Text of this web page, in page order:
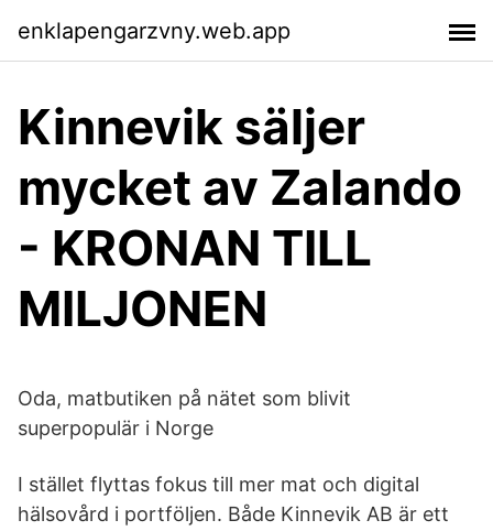
enklapengarzvny.web.app
Kinnevik säljer
mycket av Zalando
- KRONAN TILL
MILJONEN
Oda, matbutiken på nätet som blivit
superpopulär i Norge
I stället flyttas fokus till mer mat och digital
hälsovård i portföljen. Både Kinnevik AB är ett